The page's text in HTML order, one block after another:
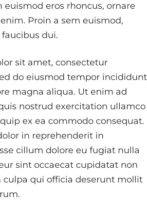
euismod eros rhoncus, ornare
Proin a sem euismod,
dui.
sit amet, consectetur
do eiusmod tempor incididunt
magna aliqua. Ut enim ad
nostrud exercitation ullamco
ex ea commodo consequat.
in reprehenderit in
cillum dolore eu fugiat nulla
sint occaecat cupidatat non
culpa qui officia deserunt mollit